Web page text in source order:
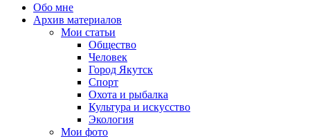
Обо мне
Архив материалов
Мои статьи
Общество
Человек
Город Якутск
Спорт
Охота и рыбалка
Культура и искусство
Экология
Мои фото